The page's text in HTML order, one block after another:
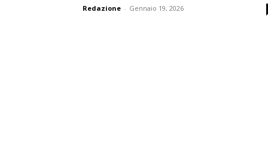
Redazione - Gennaio 19, 2026